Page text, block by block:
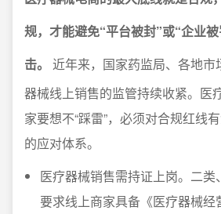
规，才能避免“平台被封”或“企业
击。
近年来，国家药监局、各地市
器械线上销售的监管持续收紧。医
家要想不“踩雷”，必须对合规红线
的应对体系。
医疗器械销售需持证上岗。二类
要求线上商家具备《医疗器械经